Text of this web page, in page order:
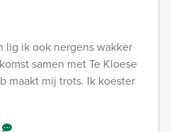
lig ik ook nergens wakker
samen met Te Kloese
maakt mij trots. Ik koester